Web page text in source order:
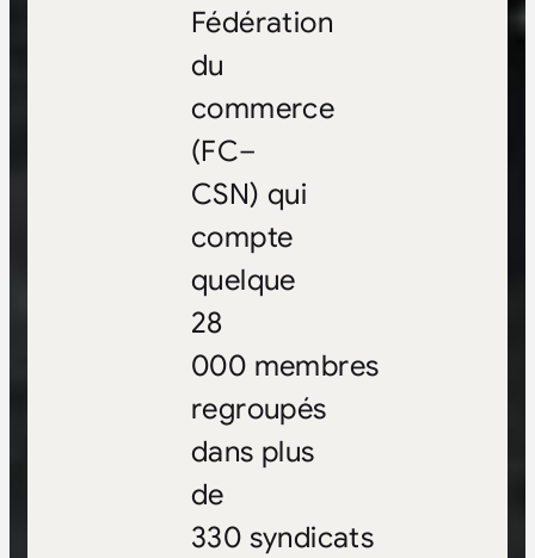
Fédération
du
commerce
(FC–
CSN) qui
compte
quelque
28
000 membres
regroupés
dans plus
de
330 syndicats